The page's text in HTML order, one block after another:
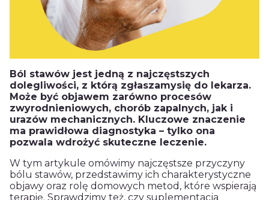
Ból stawów jest jedną z najczęstszych
dolegliwości, z którą zgłaszamysię do lekarza.
Może być objawem zarówno procesów
zwyrodnieniowych, chorób zapalnych, jak i
urazów mechanicznych. Kluczowe znaczenie
ma prawidłowa diagnostyka – tylko ona
pozwala wdrożyć skuteczne leczenie.
W tym artykule omówimy najczęstsze przyczyny
bólu stawów, przedstawimy ich charakterystyczne
objawy oraz rolę domowych metod, które wspierają
terapię. Sprawdzimy też, czy suplementacja